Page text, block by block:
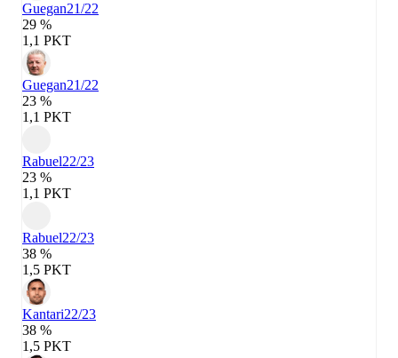
Guegan21/22
29 %
1,1 PKT
Guegan21/22
23 %
1,1 PKT
Rabuel22/23
23 %
1,1 PKT
Rabuel22/23
38 %
1,5 PKT
Kantari22/23
38 %
1,5 PKT